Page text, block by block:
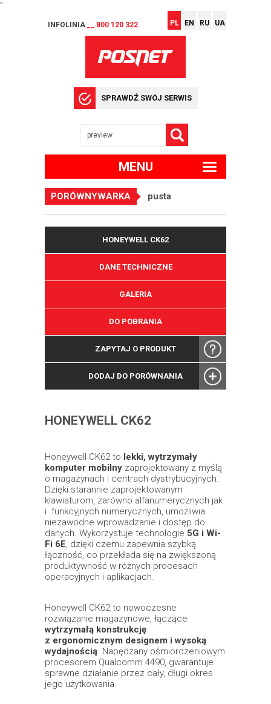
"
INFOLINIA __ 800 120 322 PL EN RU UA
SPRAWDŹ SWÓJ SERWIS
MENU
PORÓWNYWARKA pusta
HONEYWELL CK62
DANE TECHNICZNE
GALERIA
DO POBRANIA
ZAPYTAJ O PRODUKT
DODAJ DO PORÓWNANIA
HONEYWELL CK62
Honeywell CK62 to lekki, wytrzymały
komputer mobilny zaprojektowany z myślą
o magazynach i centrach dystrybucyjnych.
Dzięki starannie zaprojektowanym
klawiaturom, zarówno alfanumerycznych jak
i funkcyjnych numerycznych, umożliwia
niezawodne wprowadzanie i dostęp do
danych. Wykorzystuje technologie 5G i Wi-
Fi 6E , dzięki czemu zapewnia szybką
łączność, co przekłada się na zwiększoną
produktywność w różnych procesach
operacyjnych i aplikacjach.
Honeywell CK62 to nowoczesne
rozwiązanie magazynowe, łączące
wytrzymałą konstrukcję
z ergonomicznym designem i wysoką
wydajnością . Napędzany ośmiordzeniowym
procesorem Qualcomm 4490, gwarantuje
sprawne działanie przez cały, długi okres
jego użytkowania.